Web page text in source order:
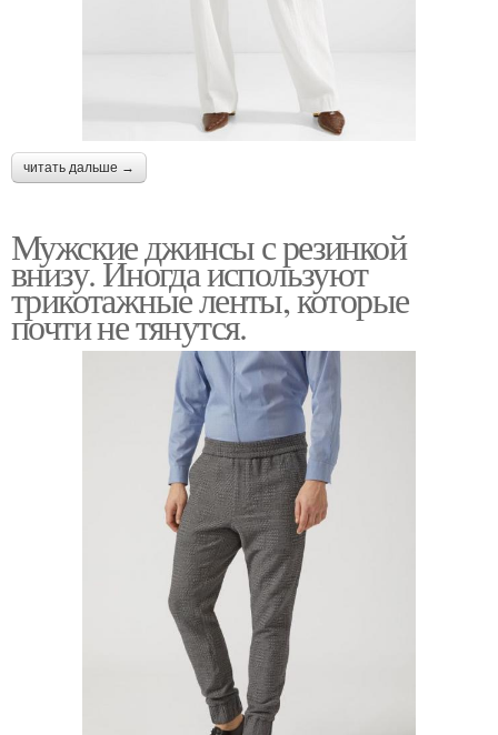
читать дальше →
Мужские джинсы с резинкой
внизу. Иногда используют
трикотажные ленты, которые
почти не тянутся.